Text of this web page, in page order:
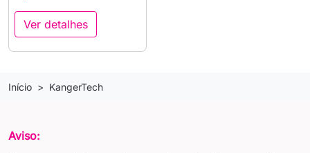
Ver detalhes
Início KangerTech
Aviso: